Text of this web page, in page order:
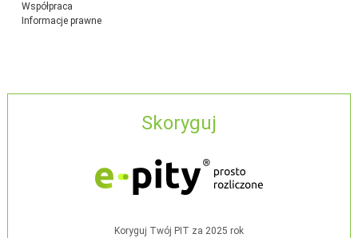
Współpraca
Informacje prawne
Skoryguj
Koryguj Twój PIT za 2025 rok